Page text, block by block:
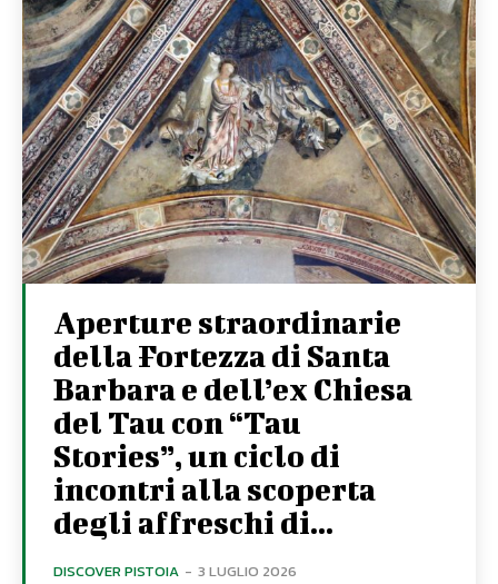
Aperture straordinarie
della Fortezza di Santa
Barbara e dell’ex Chiesa
del Tau con “Tau
Stories”, un ciclo di
incontri alla scoperta
degli affreschi di...
DISCOVER PISTOIA - 3 LUGLIO 2026